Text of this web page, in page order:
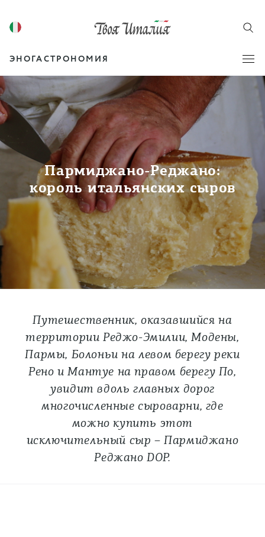
ЭНОГАСТРОНОМИЯ
Пармиджано-Реджано:
король итальянских сыров
Путешественник, оказавшийся на
территории Реджо-Эмилии, Модены,
Пармы, Болоньи на левом берегу реки
Рено и Мантуе на правом берегу По,
увидит вдоль главных дорог
многочисленные сыроварни, где
можно купить этот
исключительный сыр – Пармиджано
Реджано DOP.